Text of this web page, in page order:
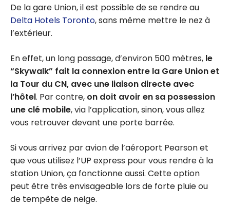
De la gare Union, il est possible de se rendre au
Delta Hotels Toronto, sans même mettre le nez à
l’extérieur.
En effet, un long passage, d’environ 500 mètres, le
“Skywalk” fait la connexion entre la Gare Union et
la Tour du CN, avec une liaison directe avec
l’hôtel. Par contre, on doit avoir en sa possession
une clé mobile, via l’application, sinon, vous allez
vous retrouver devant une porte barrée.
Si vous arrivez par avion de l’aéroport Pearson et
que vous utilisez l’UP express pour vous rendre à la
station Union, ça fonctionne aussi. Cette option
peut être très envisageable lors de forte pluie ou
de tempête de neige.